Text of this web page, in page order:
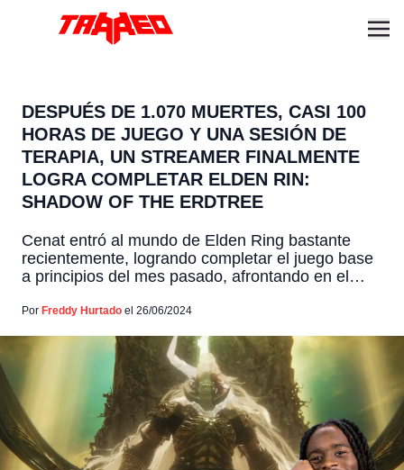
DESPUÉS DE 1.070 MUERTES, CASI 100
HORAS DE JUEGO Y UNA SESIÓN DE
TERAPIA, UN STREAMER FINALMENTE
LOGRA COMPLETAR ELDEN RIN:
SHADOW OF THE ERDTREE
Cenat entró al mundo de Elden Ring bastante
recientemente, logrando completar el juego base
a principios del mes pasado, afrontando en el
horas con Malenia. Ahora, después de 1.070
logrado superar todos los desafíos del nuevo
Por Freddy Hurtado el 26/06/2024